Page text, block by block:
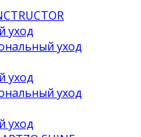
уход
уход
уход
уход
уход